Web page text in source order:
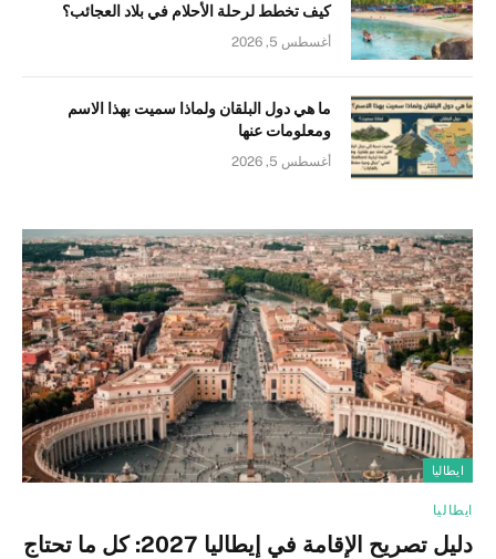
كيف تخطط لرحلة الأحلام في بلاد العجائب؟
أغسطس 5, 2026
ما هي دول البلقان ولماذا سميت بهذا الاسم
ومعلومات عنها
أغسطس 5, 2026
ايطاليا
ايطاليا
دليل تصريح الإقامة في إيطاليا 2027: كل ما تحتاج